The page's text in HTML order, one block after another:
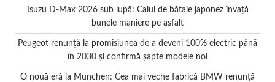
Isuzu D-Max 2026 sub lupă: Calul de bătaie japonez învață
bunele maniere pe asfalt
Peugeot renunță la promisiunea de a deveni 100% electric până
în 2030 și confirmă șapte modele noi
O nouă eră la Munchen: Cea mai veche fabrică BMW renunță